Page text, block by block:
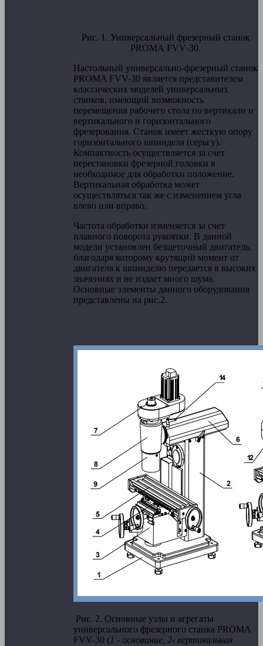
Рис. 1. Универсальный фрезерный станок
PROMA FVV-30.
Настольный универсально-фрезерный станок
PROMA FVV-30 является представителем
классических моделей универсальных
станков, имеющий возможность
перемещения рабочего стола по вертикали и
вертикального и горизонтального
фрезерования. Станок имеет жесткую опору
горизонтального шпинделя (серьгу).
Компактность осуществляется за счет
перестановки фрезерной головки в
необходимое для обработки положение.
Вертикальная обработка может
осуществляться так же с изменением угла
влево или вправо.
Частота обработки изменяется за счет
плавного поворота рукоятки. В данной
модели установлен безщеточный двигатель,
благодаря которому крутящий момент от
двигателя к шпинделю передается в высоких
значениях и не издает много шума.
Основные элементы данного оборудования
представлены на рис.2.
Рис. 2. Основные узлы и агрегаты
универсального фрезерного станка PROMA
FVV-30 (1 - основание, 2- вертикальная